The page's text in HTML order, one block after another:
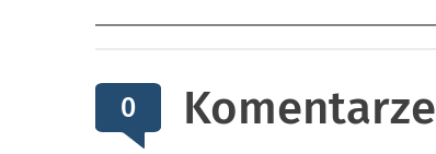
0 Komentarze